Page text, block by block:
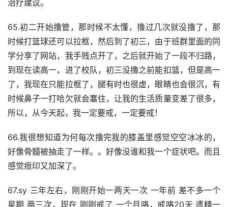
治疗建议。
65.初二开始撸管，那时候不太懂，撸过几次就没撸了，那
时候打篮球还可以拉框，然后到了初三，由于班群里面的同
学分享了网站，我手贱点开了，之后就开始了一段不归路，
到现在读高一，进了校队，初三没撸之前能扣篮，但是高一
了，我现在只能拉框了，腿有时也很虚，眼睛也会很沉，有
时候鼻子一打哈欠就会塞住，让我的生活质量变差了很多，
所以，从今天起，我一定要戒，一定要戒！
66.我很想知道为何每次撸完我的膝盖里感觉空空冰冰的，
好像骨髓被抽走了一样。。好像没谁和我一个症状吧。而且
感觉痘印又加深了。
67.sy 三年左右，刚刚开始一两天一次 一年前 差不多一个
星期 两三次，现在 刚刚戒了 一个月咯，戒咯20天 遗精一